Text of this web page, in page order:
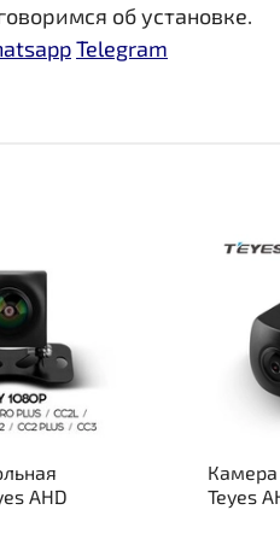
об установке.
Telegram
AHD
Камера
Teyes